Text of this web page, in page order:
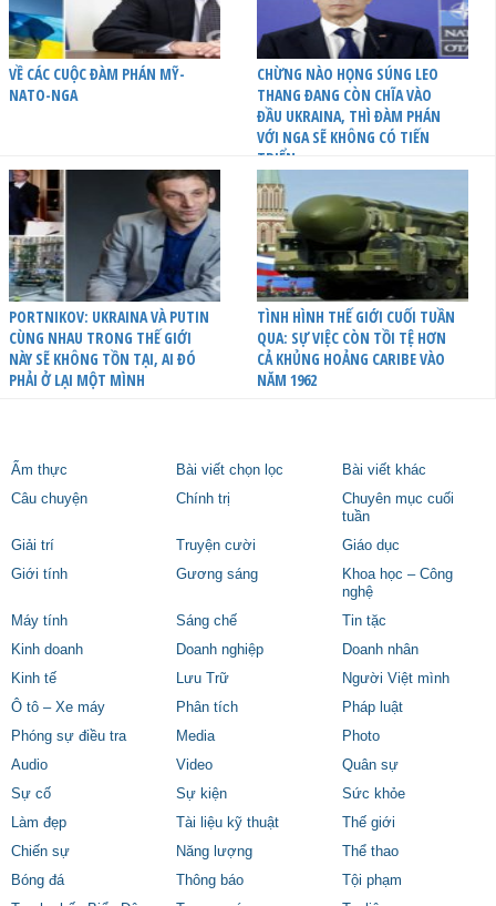
VỀ CÁC CUỘC ĐÀM PHÁN MỸ-
NATO-NGA
CHỪNG NÀO HỌNG SÚNG LEO
THANG ĐANG CÒN CHĨA VÀO
ĐẦU UKRAINA, THÌ ĐÀM PHÁN
VỚI NGA SẼ KHÔNG CÓ TIẾN
TRIỂN
PORTNIKOV: UKRAINA VÀ PUTIN
CÙNG NHAU TRONG THẾ GIỚI
NÀY SẼ KHÔNG TỒN TẠI, AI ĐÓ
PHẢI Ở LẠI MỘT MÌNH
TÌNH HÌNH THẾ GIỚI CUỐI TUẦN
QUA: SỰ VIỆC CÒN TỒI TỆ HƠN
CẢ KHỦNG HOẢNG CARIBE VÀO
NĂM 1962
Ẩm thực Bài viết chọn lọc
Bài viết khác
Câu chuyện
Chính trị
Chuyên mục cuối
tuần
Giải trí
Truyện cười
Giáo dục
Giới tính
Gương sáng
Khoa học – Công
nghệ
Máy tính
Sáng chế
Tin tặc
Kinh doanh
Doanh nghiệp
Doanh nhân
Kinh tế
Lưu Trữ
Người Việt mình
Ô tô – Xe máy
Phân tích
Pháp luật
Phóng sự điều tra
Media
Photo
Audio
Video
Quân sự
Sự cố
Sự kiện
Sức khỏe
Làm đẹp
Tài liệu kỹ thuật
Thế giới
Chiến sự
Năng lượng
Thể thao
Bóng đá
Thông báo
Tội phạm